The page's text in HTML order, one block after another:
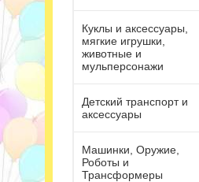
Куклы и аксессуары,
мягкие игрушки,
животные и
мульперсонажи
Детский транспорт и
аксессуары
Машинки, Оружие,
Роботы и
Трансформеры